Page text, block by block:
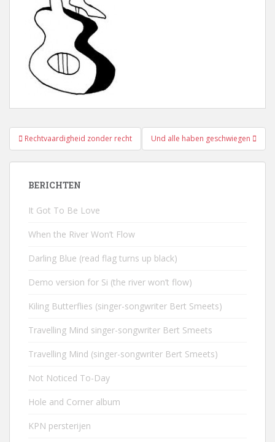
Bericht
navigatie
Rechtvaardigheid zonder recht Und alle haben geschwiegen
BERICHTEN
It Got To Be Love
When the River Won’t Flow
Darling Blue (read flag turns up black)
Demo version for Si (the river won’t flow)
Kiling Butterflies (singer-songwriter Bert Smeets)
Travelling Mind singer-songwriter Bert Smeets
Travelling Mind (singer-songwriter Bert Smeets)
Not Noticed To-Day
Hole and Corner album
KPN persterijen